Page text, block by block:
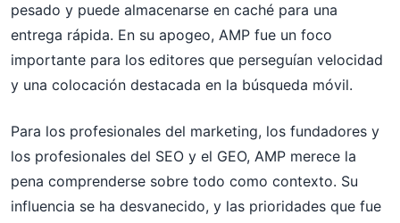
pesado y puede almacenarse en caché para una
entrega rápida. En su apogeo, AMP fue un foco
importante para los editores que perseguían velocidad
y una colocación destacada en la búsqueda móvil.
Para los profesionales del marketing, los fundadores y
los profesionales del SEO y el GEO, AMP merece la
pena comprenderse sobre todo como contexto. Su
influencia se ha desvanecido, y las prioridades que fue